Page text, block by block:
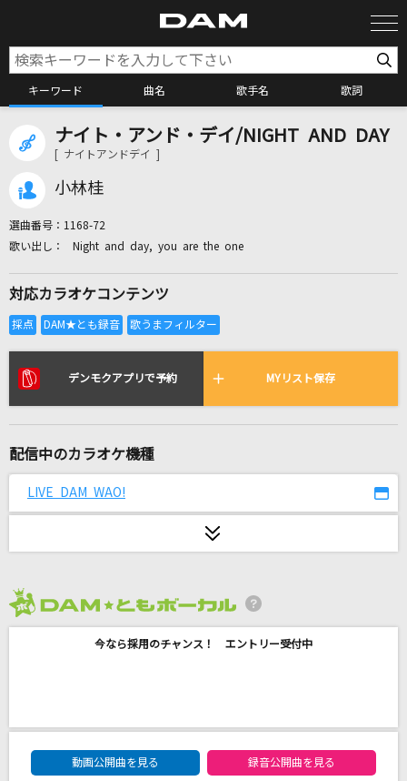
キーワード 曲名 歌手名 歌詞
カラオケ検索
全国りれき
リアルタイムで歌われている曲の一覧
[生音]恋におちて-Fall in love-
ウエディング
[生音]若者たち
ナイト・アンド・デイ/NIGHT AND DAY
[ ナイトアンドデイ ]
小林桂
選曲番号： 1168-72
Night and day, you are the one
対応カラオケコンテンツ
デンモクアプリで予約 MYリスト保存
配信中のカラオケ機種
LIVE DAM WAO!
今なら採用のチャンス！ エントリー受付中
DAM★ともボーカルエントリーランキング
動画公開曲を見る
録音公開曲を見る